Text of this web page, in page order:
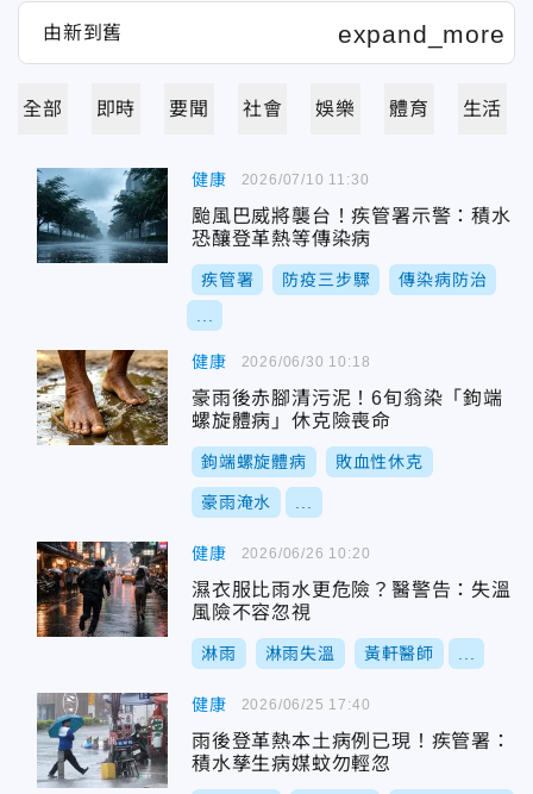
全部 即時 要聞 社會 娛樂 體育 生活
健康
颱風巴威將襲台！疾管署示警：積水
恐釀登革熱等傳染病
疾管署 防疫三步驟 傳染病防治
2026/07/10 11:30
健康
豪雨後赤腳清污泥！6旬翁染「鉤端
螺旋體病」休克險喪命
鉤端螺旋體病 敗血性休克
豪雨淹水
2026/06/30 10:18
健康
濕衣服比雨水更危險？醫警告：失溫
風險不容忽視
淋雨 淋雨失溫 黃軒醫師
2026/06/26 10:20
健康
雨後登革熱本土病例已現！疾管署：
積水孳生病媒蚊勿輕忽
2026/06/25 17:40